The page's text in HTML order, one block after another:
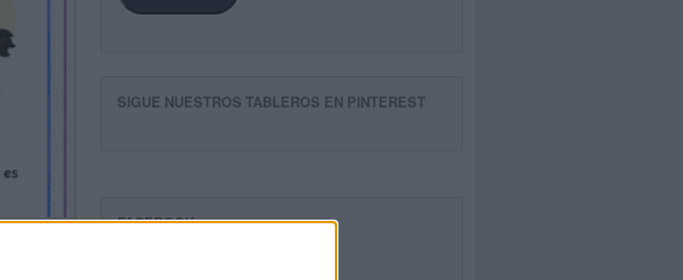
SIGUE NUESTROS TABLEROS EN PINTEREST
FACEBOOK